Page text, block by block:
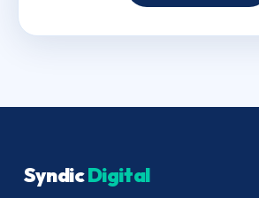
SyndicDigital